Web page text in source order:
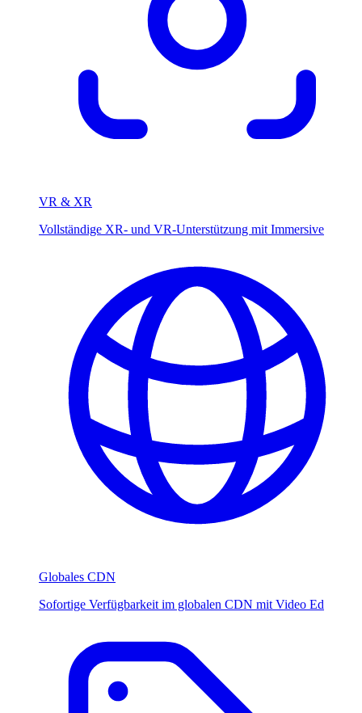
VR & XR
Vollständige XR- und VR-Unterstützung mit Immersive
Globales CDN
Sofortige Verfügbarkeit im globalen CDN mit Video Ed